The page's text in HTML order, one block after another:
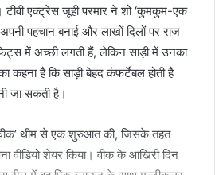
एक्ट्रेस जूही परमार ने शो ‘कुमकुम-एक
पहचान बनाई और लाखों दिलों पर राज
में अच्छी लगती हैं, लेकिन साड़ी में उनका
कहना है कि साड़ी बेहद कंफर्टेबल होती है
जा सकती है।
वीक’ थीम से एक शुरुआत की, जिसके तहत
वीडियो शेयर किया। वीक के आखिरी दिन